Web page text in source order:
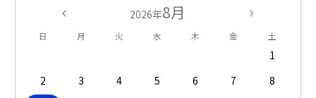
2026年8月
日 月 火 水 木 金 土
1
2
3 4 5 6 7
8